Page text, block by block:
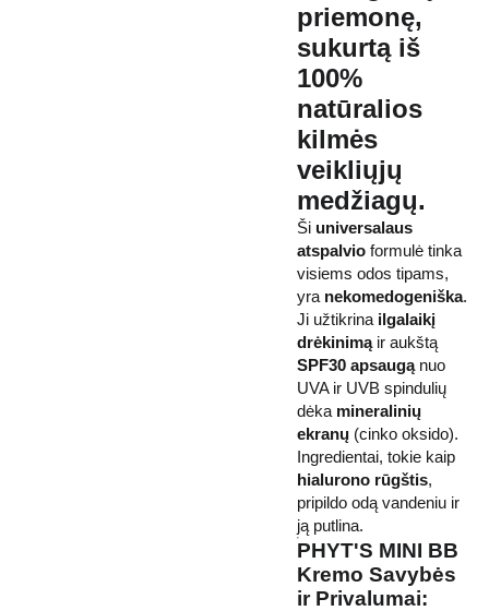
priemonę,
sukurtą iš
100%
natūralios
kilmės
veikliųjų
medžiagų.
Ši universalaus
atspalvio formulė tinka
visiems odos tipams,
yra nekomedogeniška.
Ji užtikrina ilgalaikį
drėkinimąir aukštą
SPF30 apsaugąnuo
UVA ir UVB spindulių
dėka mineralinių
ekranų (cinko oksido).
Ingredientai, tokie kaip
hialurono rūgštis,
pripildo odą vandeniu ir
ją putlina.
PHYT'S MINI BB
Kremo Savybės
ir Privalumai: